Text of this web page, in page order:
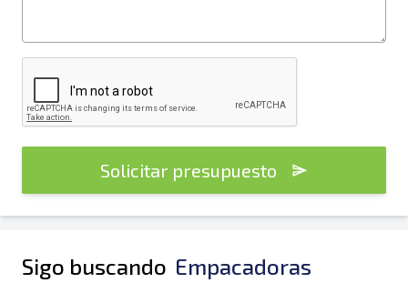
Solicitar presupuesto
Sigo buscando Empacadoras